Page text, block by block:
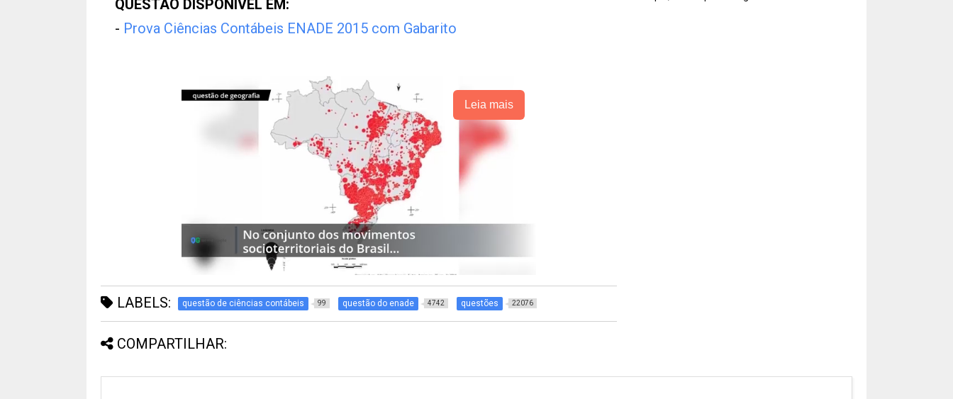
QUESTÃO DISPONÍVEL EM:
- Prova Ciências Contábeis ENADE 2015 com Gabarito
Leia mais
LABELS: questão de ciências contábeis 99 questão do enade 4742 questões 22076
COMPARTILHAR: